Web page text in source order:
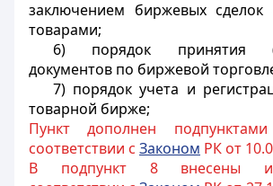
заключением биржевых
товарами;
6) порядок принятия
документов по биржевой
7) порядок учета и
товарной бирже;
Пункт дополнен
соответствии с Законом РК от
В подпункт 8 внесены